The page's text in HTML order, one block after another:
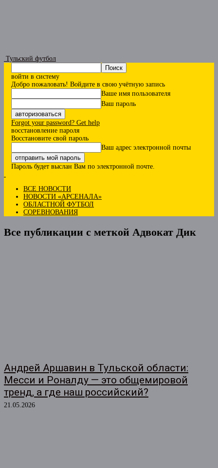
Тульский футбол
войти в систему
Добро пожаловать! Войдите в свою учётную запись
Ваше имя пользователя
Ваш пароль
Forgot your password? Get help
восстановление пароля
Восстановите свой пароль
Ваш адрес электронной почты
Пароль будет выслан Вам по электронной почте.
ВСЕ НОВОСТИ
НОВОСТИ «АРСЕНАЛА»
ОБЛАСТНОЙ ФУТБОЛ
СОРЕВНОВАНИЯ
Все публикации с меткой Адвокат Дик
Андрей Аршавин в Тульской области:
Месси и Роналду — это общемировой
тренд, а где наш российский?
21.05.2026